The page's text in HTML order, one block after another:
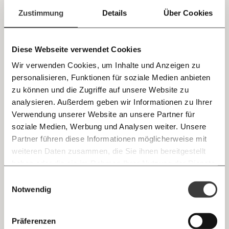
Zustimmung Details Über Cookies
Diese Webseite verwendet Cookies
Wir verwenden Cookies, um Inhalte und Anzeigen zu
personalisieren, Funktionen für soziale Medien anbieten
zu können und die Zugriffe auf unsere Website zu
analysieren. Außerdem geben wir Informationen zu Ihrer
Verwendung unserer Website an unsere Partner für
soziale Medien, Werbung und Analysen weiter. Unsere
Partner führen diese Informationen möglicherweise mit
weiteren Daten zusammen, die Sie ihnen bereitgestellt
Notwendig
Präferenzen
Immer auf dem Laufenden
bleiben mit unseren gratis
E-Mail-Newslettern!
Die guten Nachrichten der
Ich werde Fördermitglied* …
einfach
teilen.
E-Mail
Whatsapp
Übersetz mir die ÖVP, Natascha Strobl: die
Pressekonferenz als Überfall
Nats Analyse: In der neuen Folge "Übersetz mir das,
Natascha Strobl" erklärt die Politologin, wie die ÖVP ihre
Pressekonferenz als inhaltsleerer Überfall inszeniert.
Demokratie
21.07.2020